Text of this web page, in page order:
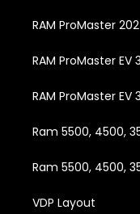
RAM ProMaster
RAM ProMaster
RAM ProMaster
Ram 5500, 4500,
Ram 5500, 4500,
VDP Layout